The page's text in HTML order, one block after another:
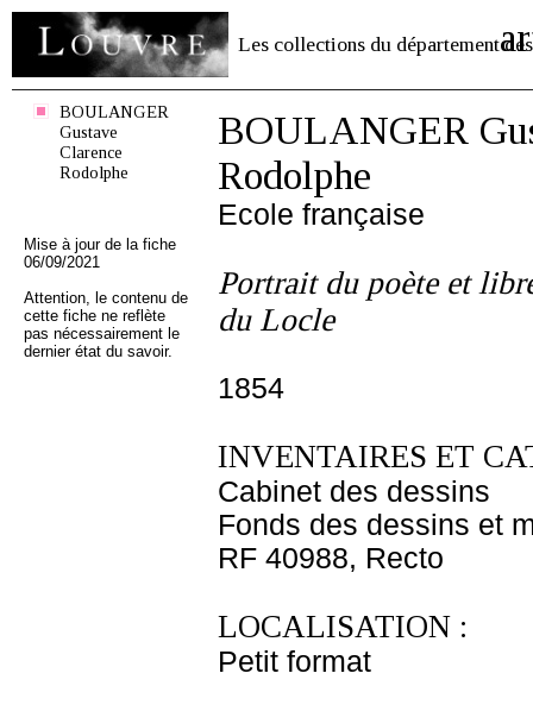
Les collections du département des
BOULANGER
Gustave
Clarence
Rodolphe
Mise à jour de la fiche
06/09/2021
Attention, le contenu de
cette fiche ne reflète
pas nécessairement le
dernier état du savoir.
BOULANGER
Rodolphe
Ecole française
Portrait du poète et
du Locle
1854
INVENTAIRES ET
Cabinet des dessins
Fonds des dessins et
RF 40988, Recto
LOCALISATION :
Petit format